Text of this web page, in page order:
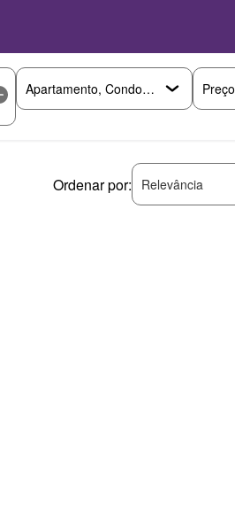
Preço
Ordenar por: Relevância